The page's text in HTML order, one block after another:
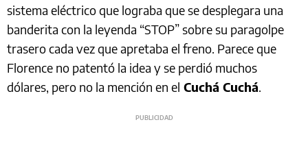
sistema eléctrico que lograba que se desplegara una
banderita con la leyenda “STOP” sobre su paragolpe
trasero cada vez que apretaba el freno. Parece que
Florence no patentó la idea y se perdió muchos
dólares, pero no la mención en el Cuchá Cuchá.